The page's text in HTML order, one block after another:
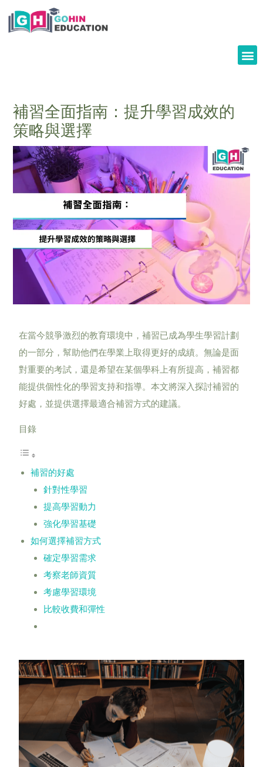
Skip
補習全面指南：提升學習成效的
策略與選擇
在當今競爭激烈的教育環境中，補習已成為學生學習計劃
的一部分，幫助他們在學業上取得更好的成績。無論是面
對重要的考試，還是希望在某個學科上有所提高，補習都
能提供個性化的學習支持和指導。本文將深入探討補習的
好處，並提供選擇最適合補習方式的建議。
目錄
補習的好處
針對性學習
提高學習動力
強化學習基礎
如何選擇補習方式
確定學習需求
考察老師資質
考慮學習環境
比較收費和彈性